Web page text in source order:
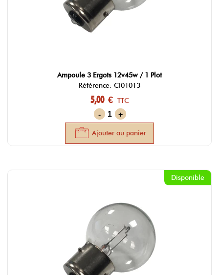
Ampoule 3 Ergots 12v45w / 1 Plot
Référence: CI01013
5,00 € TTC
-
+
Ajouter au panier
Disponible